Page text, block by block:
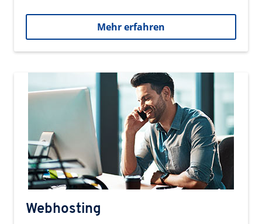
Mehr erfahren
Webhosting